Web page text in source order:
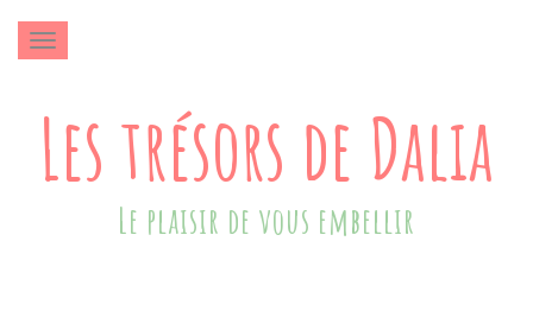
AFFICHER/MASQUER LA NAVIGATION
Les trésors de Dalia
Le plaisir de vous embellir